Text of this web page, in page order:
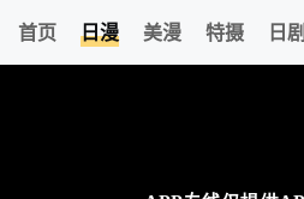
首页 日漫 美漫 特摄 日剧